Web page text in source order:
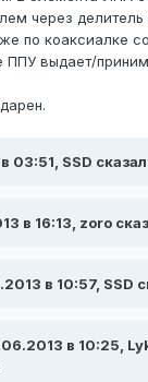
через
по коаксиалке
выдает/
03:51, SSD
в 16:13, zoro
в 10:57, SSD
в 10:25,